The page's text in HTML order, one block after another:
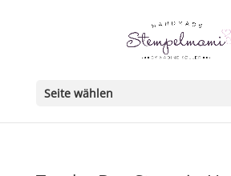
Seite wählen